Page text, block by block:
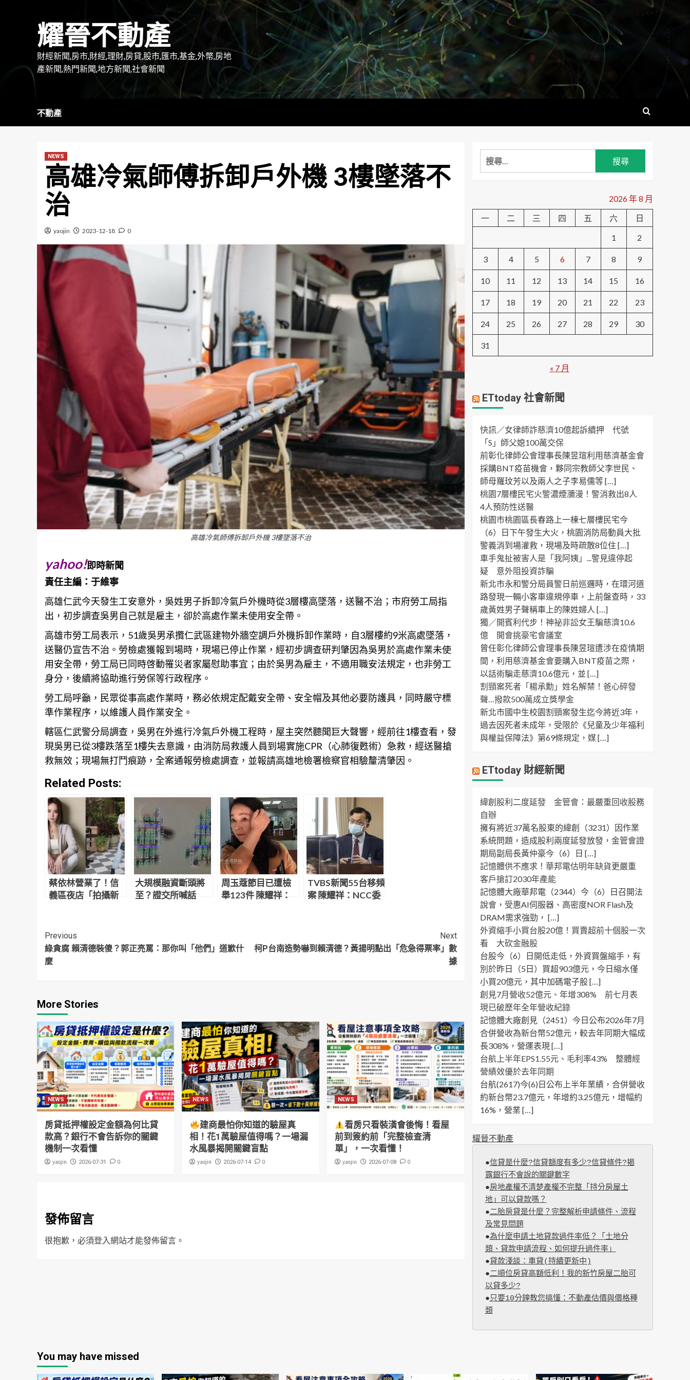
耀晉不動產
財經新聞,房市,財經,理財,房貸,股市,匯市,基金,外幣,房地
產新聞,熱門新聞,地方新聞,社會新聞
不動產
NEWS
高雄冷氣師傅拆卸戶外機 3樓墜落不
治
yaojin 2023-12-18 0
高雄冷氣師傅拆卸戶外機 3樓墜落不治
yahoo!即時新聞
責任主編：于維寧
高雄仁武今天發生工安意外，吳姓男子拆卸冷氣戶外機時從3層樓高墜落，送醫不治；市府勞工局指
出，初步調查吳男自己就是雇主，卻於高處作業未使用安全帶。
高雄市勞工局表示，51歲吳男承攬仁武區建物外牆空調戶外機拆卸作業時，自3層樓約9米高處墜落，
送醫仍宣告不治。勞檢處獲報到場時，現場已停止作業，經初步調查研判肇因為吳男於高處作業未使
用安全帶，勞工局已同時啓動罹災者家屬慰助事宜；由於吳男為雇主，不適用職安法規定，也非勞工
身分，後續將協助進行勞保等行政程序。
勞工局呼籲，民眾從事高處作業時，務必依規定配戴安全帶、安全帽及其他必要防護具，同時嚴守標
準作業程序 ，以維護人員作業安全。
轄區仁武警分局調查，吳男在外進行冷氣戶外機工程時，屋主突然聽聞巨大聲響，經前往1樓查看，發
現吳男已從3樓跌落至1樓失去意識，由消防局救護人員到場實施CPR（心肺復甦術）急救，經送醫搶
救無效；現場無打鬥痕跡，全案通報勞檢處調查，並報請高雄地檢署檢察官相驗釐清肇因。
Related Posts:
蔡依林營業了！信
義區夜店「拍攝新
掉
大規模融資斷頭將
至？證交所喊話
周玉蔻節目已遭檢
舉123件 陳耀祥：
TVBS新聞55台移頻
案 陳耀祥：NCC委
Continue
Reading
Previous
綠貪腐 賴清德裝傻？郭正亮罵：那你叫「他們」道歉什
麼
Next
柯P台南造勢嚇到賴清德？黃揚明點出「危急得票率」數
據
More Stories
NEWS
房貸抵押權設定金額為何比貸
款高？銀行不會告訴你的關鍵
機制一次看懂
yaojin 2026-07-31 0
NEWS
建商最怕你知道的驗屋真
相！花1萬驗屋值得嗎？一場漏
水風暴揭開關鍵盲點
yaojin 2026-07-14 0
NEWS
看房只看裝潢會後悔！看屋
前到簽約前「完整檢查清
單」，一次看懂！
yaojin 2026-07-08 0
發佈留言
很抱歉，必須登入網站才能發佈留言。
搜
尋
字:
2026 年 8 月
一
二 三 四 五 六
日
1
2
3 4 5 6 7 8 9
10 11 12 13 14 15 16
17 18 19 20 21 22 23
24 25 26 27 28 29 30
31
« 7 月
ETtoday 社會新聞
快訊／女律師詐慈濟10億起訴續押 代號
「S」師父媳100萬交保
前彰化律師公會理事長陳昱瑄利用慈濟基金會
採購BNT疫苗機會，夥同宗教師父李世民、
師母羅玟芳以及兩人之子李易儒等 […]
桃園7層樓民宅火警濃煙瀰漫！警消救出8人
4人預防性送醫
桃園市桃園區長春路上一棟七層樓民宅今
（6）日下午發生大火，桃園消防局動員大批
警義消到場灌救，現場及時疏散8位住 […]
車手鬼扯被害人是「我阿姨」...警見違停起
疑 意外阻投資詐騙
新北市永和警分局員警日前巡邏時，在環河道
路發現一輛小客車違規停車，上前盤查時，33
歲黃姓男子聲稱車上的陳姓婦人 […]
獨／開賓利代步！神祕非訟女王騙慈濟10.6
億 開會挑豪宅會議室
曾任彰化律師公會理事長陳昱瑄遭涉在疫情期
間，利用慈濟基金會要購入BNT疫苗之際，
以話術騙走慈濟10.6億元，並 […]
割頸案死者「楊承勳」姓名解禁！爸心碎發
聲…撥款500萬成立獎學金
新北市國中生校園割頸案發生迄今將近3年，
過去因死者未成年，受限於《兒童及少年福利
與權益保障法》第69條規定，媒 […]
ETtoday 財經新聞
緯創股利二度延發 金管會：最嚴重回收股務
自辦
擁有將近37萬名股東的緯創（3231）因作業
系統問題，造成股利兩度延發放發，金管會證
期局副局長黃仲豪今（6）日 […]
記憶體供不應求！華邦電估明年缺貨更嚴重
客戶搶訂2030年產能
記憶體大廠華邦電（2344）今（6）日召開法
說會，受惠AI伺服器、高密度NOR Flash及
DRAM需求強勁， […]
外資縮手小買台股20億！買賣超前十個股一次
看 大砍金融股
台股今（6）日開低走低，外資買盤縮手，有
別於昨日（5日）買超903億元，今日縮水僅
小買20億元，其中加碼電子股 […]
創見7月營收52億元、年增308% 前七月表
現已破歷年全年營收紀錄
記憶體大廠創見（2451）今日公布2026年7月
合併營收為新台幣52億元，較去年同期大幅成
長308%，營運表現 […]
台航上半年EPS1.55元、毛利率43% 整體經
營績效優於去年同期
台航(2617)今(6)日公布上半年業績，合併營收
約新台幣23.7億元，年增約3.25億元，增幅約
16%，營業 […]
耀晉不動產
●信貸是什麼?信貸額度有多少?信貸條件?揭
露銀行不會說的關鍵數字
●房地產權不清楚產權不完整「持分房屋土
地」可以貸款嗎？
●二胎房貸是什麼？完整解析申請條件、流程
及常見問題
●為什麼申請土地貸款過件率低？「土地分
類、貸款申請流程、如何提升過件率」
●貸款淺談：車貸(持續更新中)
●二順位房貸高額低利！我的新竹房屋二胎可
以貸多少?
●只要10分鐘教您搞懂：不動產估價與價格種
類
You may have missed